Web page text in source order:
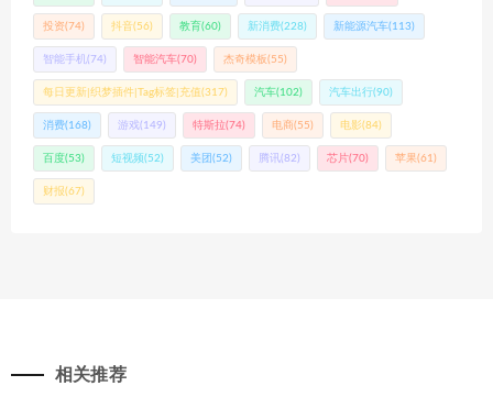
投资(74) 抖音(56) 教育(60) 新消费(228) 新能源汽车(113)
智能手机 (74) 智能汽车(70) 杰奇模板(55)
每日更新|织梦插件|Tag标签|充值(317) 汽车(102) 汽车出行(90)
消费(168) 游戏(149) 特斯拉(74) 电商(55) 电影(84)
百度(53) 短视频(52) 美团 (52) 腾讯(82) 芯片(70) 苹果(61)
财报(67)
相关推荐